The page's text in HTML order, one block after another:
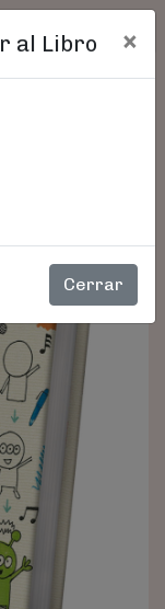
al Libro ×
Cerrar